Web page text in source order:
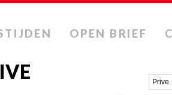
OPEN BRIEF